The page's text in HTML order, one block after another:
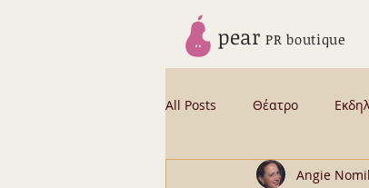
pear PR boutique
All Posts Θέατρο
News from AngieAngie